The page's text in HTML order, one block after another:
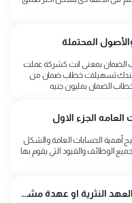
المحتملة
الضمان بمعنى انت كشركة عملت
عندك تسهيلات خطاب ضمان من
الضمان بمليون جنيه
الجزء الاول
الحسابات العامة والشكل
الوظائف والقيود التي يقوم بها
تعرف على كيفية تسوية العهد النثرية او عهدة مشتريات